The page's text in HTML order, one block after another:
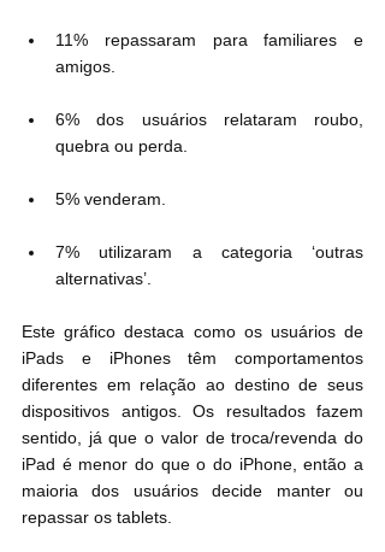
11% repassaram para familiares e
amigos.
6% dos usuários relataram roubo,
quebra ou perda.
5% venderam.
7% utilizaram a categoria ‘outras
alternativas’.
Este gráfico destaca como os usuários de
iPads e iPhones têm comportamentos
diferentes em relação ao destino de seus
dispositivos antigos. Os resultados fazem
sentido, já que o valor de troca/revenda do
iPad é menor do que o do iPhone, então a
maioria dos usuários decide manter ou
repassar os tablets.